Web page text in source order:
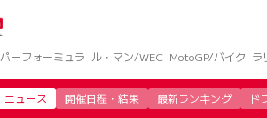
ーフォーミュラ ル・マン/WEC MotoGP/バイク ラ
ニュース 開催日程・結果 最新ランキング ド